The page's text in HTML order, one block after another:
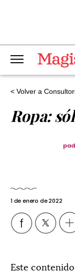
< Volver a
Ropa:
1 de enero de 2022
Este